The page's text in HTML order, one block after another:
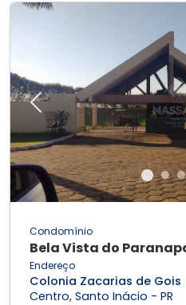
Previous
Condomínio
Bela Vista do
Endereço
Colonia Zacarias de Gois
Centro, Santo Inácio - PR